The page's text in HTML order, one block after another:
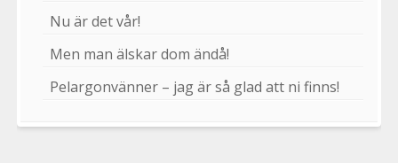
Nu är det vår!
Men man älskar dom ändå!
Pelargonvänner – jag är så glad att ni finns!